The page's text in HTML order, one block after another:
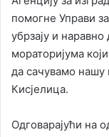
помогне Управи
убрзају и
мораторијума
да сачувамо нашу
Кисјелица.
Одговарајући на